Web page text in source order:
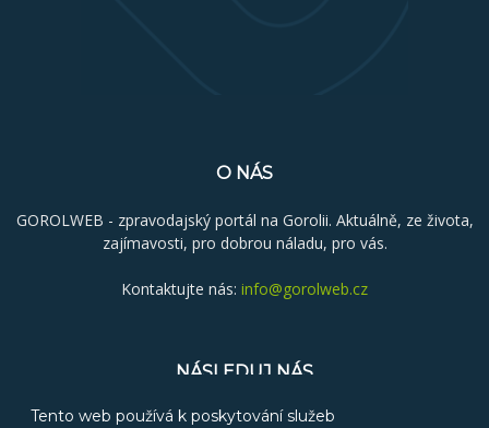
O NÁS
GOROLWEB - zpravodajský portál na Gorolii. Aktuálně, ze života,
zajímavosti, pro dobrou náladu, pro vás.
Kontaktujte nás: info@gorolweb.cz
NÁSLEDUJ NÁS
Tento web používá k poskytování služeb